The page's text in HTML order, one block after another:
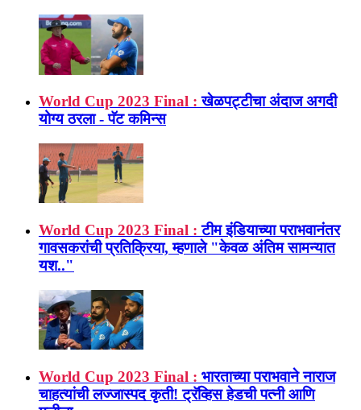
World Cup 2023 Final : खेळपट्टीचा अंदाज अगदी
योग्य ठरला - पॅट कमिन्स
World Cup 2023 Final : टीम इंडियाच्या पराभवानंतर
गावसकरांची प्रतिक्रिया, म्हणाले "केवळ अंतिम सामन्यात
यश.."
World Cup 2023 Final : भारताच्या पराभवाने नाराज
चाहत्यांची लज्जास्पद कृती! ट्रॅव्हिस हेडची पत्नी आणि